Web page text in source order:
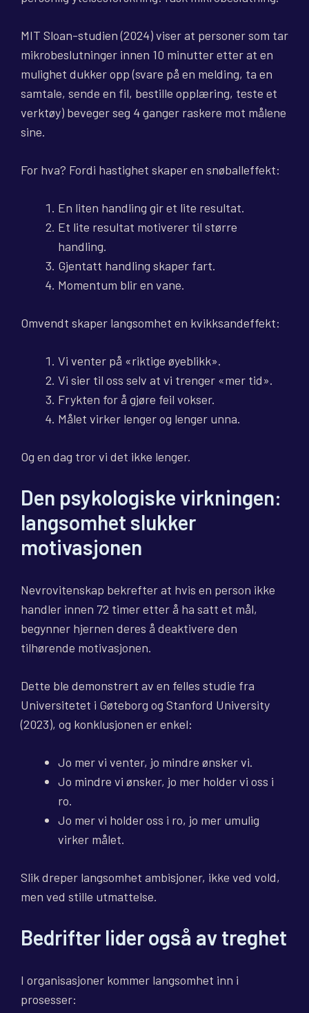
MIT Sloan-studien (2024) viser at personer som tar
mikrobeslutninger innen 10 minutter etter at en
mulighet dukker opp (svare på en melding, ta en
samtale, sende en fil, bestille opplæring, teste et
verktøy) beveger seg 4 ganger raskere mot målene
sine.
For hva? Fordi hastighet skaper en snøballeffekt:
En liten handling gir et lite resultat.
Et lite resultat motiverer til større
handling.
Gjentatt handling skaper fart.
Momentum blir en vane.
Omvendt skaper langsomhet en kvikksandeffekt:
Vi venter på «riktige øyeblikk».
Vi sier til oss selv at vi trenger «mer tid».
Frykten for å gjøre feil vokser.
Målet virker lenger og lenger unna.
Og en dag tror vi det ikke lenger.
Den psykologiske virkningen:
langsomhet slukker
motivasjonen
Nevrovitenskap bekrefter at hvis en person ikke
handler innen 72 timer etter å ha satt et mål,
begynner hjernen deres å deaktivere den
tilhørende motivasjonen.
Dette ble demonstrert av en felles studie fra
Universitetet i Gøteborg og Stanford University
(2023), og konklusjonen er enkel:
Jo mer vi venter, jo mindre ønsker vi.
Jo mindre vi ønsker, jo mer holder vi oss i
ro.
Jo mer vi holder oss i ro, jo mer umulig
virker målet.
Slik dreper langsomhet ambisjoner, ikke ved vold,
men ved stille utmattelse.
Bedrifter lider også av treghet
I organisasjoner kommer langsomhet inn i
prosesser: